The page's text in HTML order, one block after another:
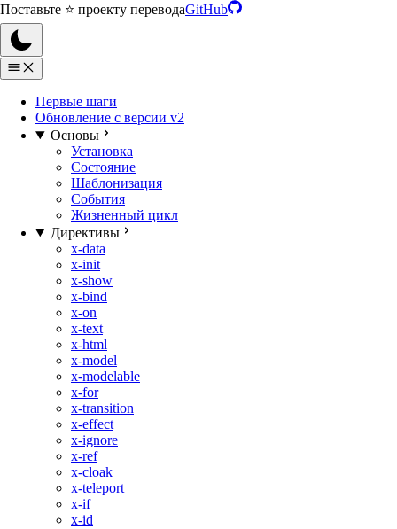
Поставьте ⭐️ проекту переводаGitHub
Первые шаги
Обновление с версии v2
Основы
Установка
Состояние
Шаблонизация
События
Жизненный цикл
Директивы
x-data
x-init
x-show
x-bind
x-on
x-text
x-html
x-model
x-modelable
x-for
x-transition
x-effect
x-ignore
x-ref
x-cloak
x-teleport
x-if
x-id